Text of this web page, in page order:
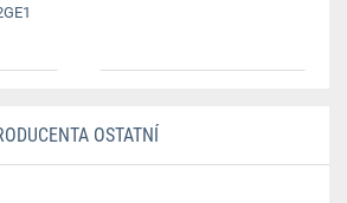
OSTATNÍ